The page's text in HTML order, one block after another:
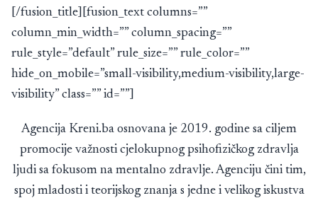
[/fusion_title][fusion_text columns=””
column_min_width=”” column_spacing=””
rule_style=”default” rule_size=”” rule_color=””
hide_on_mobile=”small-visibility,medium-visibility,large-
visibility” class=”” id=””]
Agencija Kreni.ba osnovana je 2019. godine sa ciljem
promocije važnosti cjelokupnog psihofizičkog zdravlja
ljudi sa fokusom na mentalno zdravlje. Agenciju čini tim,
spoj mladosti i teorijskog znanja s jedne i velikog iskustva